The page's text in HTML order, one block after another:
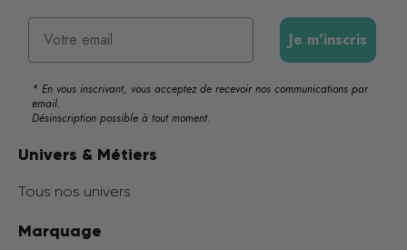
Je m'inscris
* En vous inscrivant, vous acceptez de recevoir nos communications par
email.
Désinscription possible à tout moment.
Univers & Métiers
Tous nos univers
Marquage